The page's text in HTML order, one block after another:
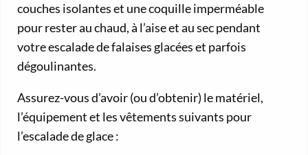
couches isolantes et une coquille imperméable
pour rester au chaud, à l’aise et au sec pendant
votre escalade de falaises glacées et parfois
dégoulinantes.
Assurez-vous d’avoir (ou d’obtenir) le matériel,
l’équipement et les vêtements suivants pour
l’escalade de glace :